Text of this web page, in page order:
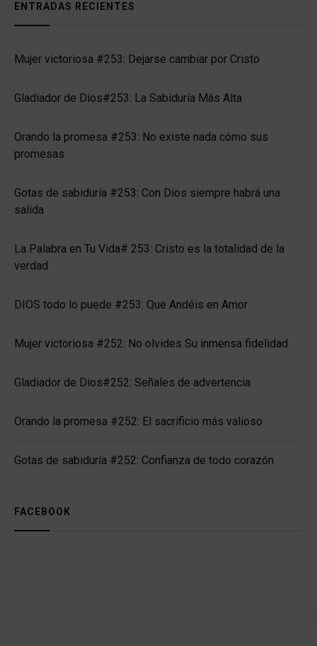
ENTRADAS RECIENTES
Mujer victoriosa #253: Dejarse cambiar por Cristo
Gladiador de Dios#253: La Sabiduría Más Alta
Orando la promesa #253: No existe nada cómo sus
promesas
Gotas de sabiduría #253: Con Dios siempre habrá una
salida
La Palabra en Tu Vida# 253: Cristo es la totalidad de la
verdad
DIOS todo lo puede #253: Que Andéis en Amor
Mujer victoriosa #252: No olvides Su inmensa fidelidad
Gladiador de Dios#252: Señales de advertencia
Orando la promesa #252: El sacrificio más valioso
Gotas de sabiduría #252: Confianza de todo corazón
FACEBOOK